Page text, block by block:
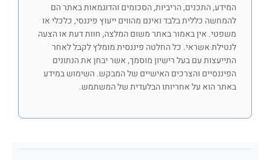
המידע, התכנים, הריביות, הסכומים והדוגמאות באתר הם
להמחשה כללית בלבד ואינם מהווים ייעוץ פיננסי, כלכלי או
משפטי. אין באמור באתר משום המלצה, חוות דעת או הצעה
לנטילת אשראי. כל החלטה פיננסית מומלץ לקבל לאחר
התייעצות עם בעל רישיון מוסמך, אשר יבחן את הנתונים
הפיננסיים והצרכים האישיים של המבקש. השימוש במידע
באתר הוא על אחריותו הבלעדית של המשתמש.